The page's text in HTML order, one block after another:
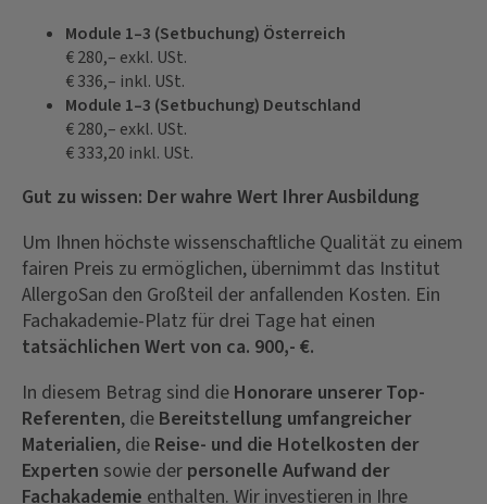
Module 1–3 (Setbuchung) Österreich
€ 280,– exkl. USt.
€ 336,– inkl. USt.
Module 1–3 (Setbuchung) Deutschland
€ 280,– exkl. USt.
€ 333,20 inkl. USt.
Gut zu wissen: Der wahre Wert Ihrer Ausbildung
Um Ihnen höchste wissenschaftliche Qualität zu einem
fairen Preis zu ermöglichen, übernimmt das Institut
AllergoSan den Großteil der anfallenden Kosten. Ein
Fachakademie-Platz für drei Tage hat einen
tatsächlichen Wert von ca. 900,- €.
In diesem Betrag sind die Honorare unserer Top-
Referenten, die Bereitstellung umfangreicher
Materialien, die Reise- und die Hotelkosten der
Experten sowie der personelle Aufwand der
Fachakademie enthalten. Wir investieren in Ihre